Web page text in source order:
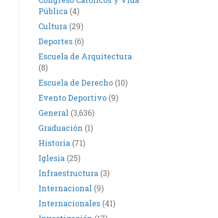
Pública (4)
Cultura (29)
Deportes(6)
Escuela de Arquitectura
(8)
Escuela de Derecho(10)
Evento Deportivo(9)
General (3,636)
Graduación (1)
Historia (71)
Iglesia (25)
Infraestructura (3)
Internacional (9)
Internacionales(41)